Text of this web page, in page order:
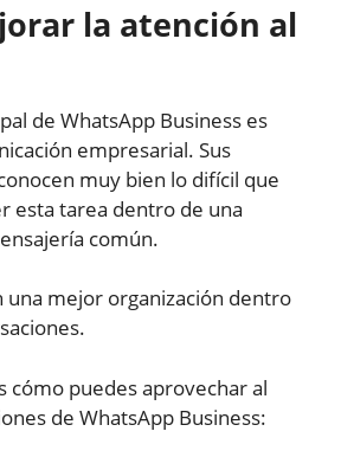
la atención al
de WhatsApp Business es
empresarial. Sus
muy bien lo difícil que
esta tarea dentro de una
común.
una mejor organización dentro
cómo puedes aprovechar al
de WhatsApp Business: